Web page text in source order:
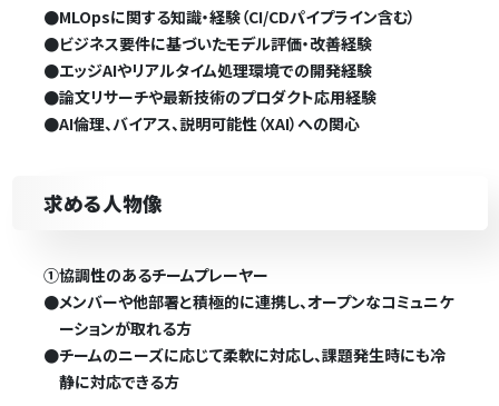
●MLOpsに関する知識・経験（CI/CDパイプライン含む）
●ビジネス要件に基づいたモデル評価・改善経験
●エッジAIやリアルタイム処理環境での開発経験
●論文リサーチや最新技術のプロダクト応用経験
●AI倫理、バイアス、説明可能性（XAI）への関心
求める人物像
①協調性のあるチームプレーヤー
●メンバーや他部署と積極的に連携し、オープンなコミュニケ
ーションが取れる方
●チームのニーズに応じて柔軟に対応し、課題発生時にも冷
静に対応できる方